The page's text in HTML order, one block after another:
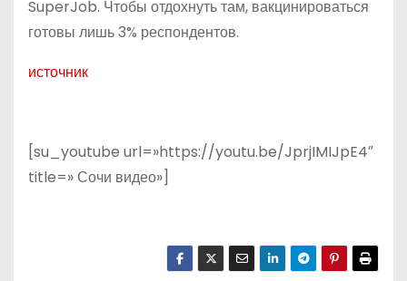
SuperJob. Чтобы отдохнуть там, вакцинироваться
готовы лишь 3% респондентов.
источник
[su_youtube url=»https://youtu.be/JprjIMIJpE4″
title=» Сочи видео»]